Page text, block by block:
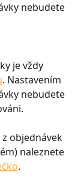
nebudete
je vždy
. Nastavením
nebudete
objednávek
naleznete
.